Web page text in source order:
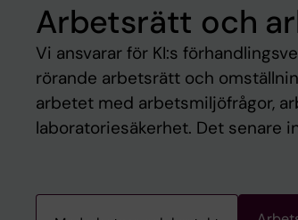
Arbetsrätt och
Vi ansvarar för KI:s
rörande arbetsrätt och
arbetet med arbetsmiljöfrågor,
laboratoriesäkerhet. Det senare